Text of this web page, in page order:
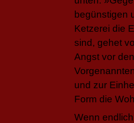
begünstigen
Ketzerei die
sind, gehet
Angst vor
und zur
Form die
Wenn